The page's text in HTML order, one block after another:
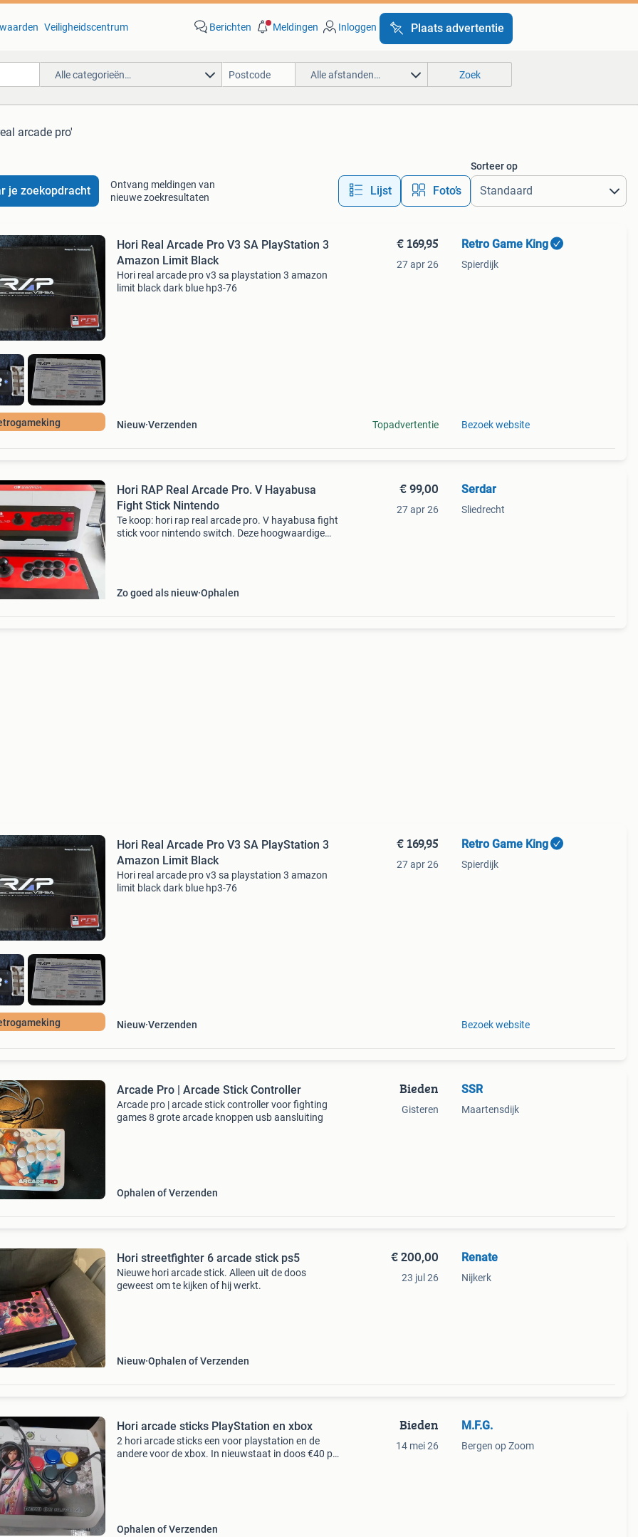
Veiligheidscentrum Berichten Meldingen Inloggen Plaats advertentie
Alle categorieën… Alle afstanden… Zoek
arcade pro'
je zoekopdracht
Ontvang meldingen van
nieuwe zoekresultaten
Lijst Foto’s
Sorteer op
Hori Real Arcade Pro V3 SA PlayStation 3
Amazon Limit Black
Hori real arcade pro v3 sa playstation 3 amazon
limit black dark blue hp3-76
Nieuw Verzenden
€ 169,95
27 apr 26
Topadvertentie
Retro Game King
Spierdijk
Bezoek website
Hori RAP Real Arcade Pro. V Hayabusa
Fight Stick Nintendo
Te koop: hori rap real arcade pro. V hayabusa fight
stick voor nintendo switch. Deze hoogwaardige
Zo goed als nieuw Ophalen
€ 99,00
27 apr 26
Serdar
Sliedrecht
Hori Real Arcade Pro V3 SA PlayStation 3
Amazon Limit Black
Hori real arcade pro v3 sa playstation 3 amazon
limit black dark blue hp3-76
Nieuw Verzenden
€ 169,95
27 apr 26
Retro Game King
Spierdijk
Bezoek website
Arcade Pro | Arcade Stick Controller
Arcade pro | arcade stick controller voor fighting
games 8 grote arcade knoppen usb aansluiting
Ophalen of Verzenden
Bieden
Gisteren
SSR
Maartensdijk
Hori streetfighter 6 arcade stick ps5
Nieuwe hori arcade stick. Alleen uit de doos
geweest om te kijken of hij werkt.
Nieuw Ophalen of Verzenden
€ 200,00
23 jul 26
Renate
Nijkerk
Hori arcade sticks PlayStation en xbox
2 hori arcade sticks een voor playstation en de
andere voor de xbox. In nieuwstaat in doos €40 per
Ophalen of Verzenden
Bieden
14 mei 26
M.F.G.
Bergen op Zoom